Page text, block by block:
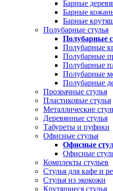
Барные
Барные
Барные
Полубарные стулья
Полубарные
Полубарные
Полубарные
Полубарные
Полубарные
Полубарные
Прозрачные стулья
Пластиковые стулья
Металлические
Деревянные стулья
Табуреты и пуфики
Офисные стулья
Офисные
Офисные
Комплекты стульев
Стулья для кафе и
Стулья из экокожи
Крутящиеся стулья